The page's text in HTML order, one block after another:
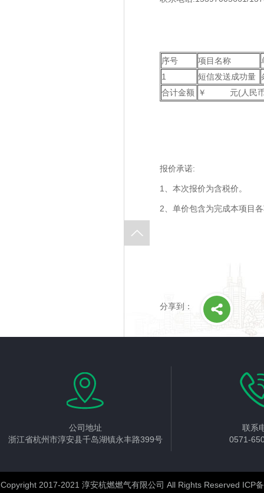
序号 项目名称
1
短信发送成功量
合计金额 ￥ 元(人民
报价承诺:
1、本次报价为含税价。
2、单价包含为完成本项目
分享到：
公司地址
浙江省杭州市淳安县千岛湖镇永丰路399号
联系
0571-
Copyright 2017-2021 淳安杭燃燃气有限公司 All Rights Reserved ICP备